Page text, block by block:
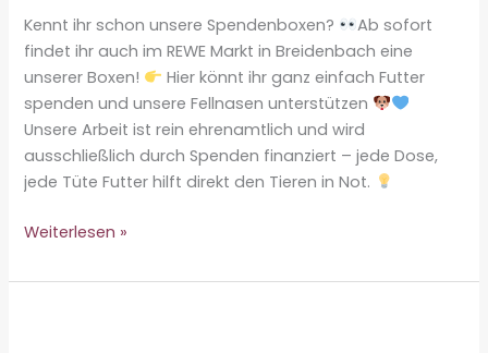
Kennt ihr schon unsere Spendenboxen?
Ab sofort
findet ihr auch im REWE Markt in Breidenbach eine
unserer Boxen!
Hier könnt ihr ganz einfach Futter
spenden und unsere Fellnasen unterstützen
Unsere Arbeit ist rein ehrenamtlich und wird
ausschließlich durch Spenden finanziert – jede Dose,
jede Tüte Futter hilft direkt den Tieren in Not.
Neue
im
Weiterlesen »